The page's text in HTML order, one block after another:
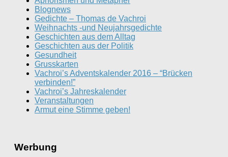
Blognews
Gedichte – Thomas de Vachroi
Weihnachts -und Neujahrsgedichte
Geschichten aus dem Alltag
Geschichten aus der Politik
Gesundheit
Grusskarten
Vachroi’s Adventskalender 2016 – “Brücken
verbinden!”
Vachroi’s Jahreskalender
Veranstaltungen
Armut eine Stimme geben!
Werbung